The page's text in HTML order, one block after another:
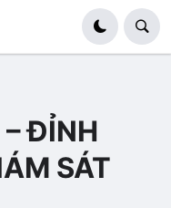
– ĐỈNH
SÁT